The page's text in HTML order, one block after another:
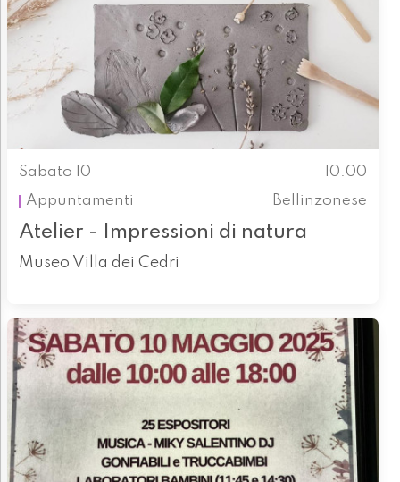
Sabato 10
10.00
Appuntamenti
Bellinzonese
Atelier - Impressioni di natura
Museo Villa dei Cedri